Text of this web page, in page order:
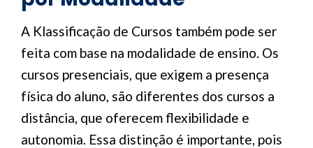
A Klassificação de Cursos também pode ser
feita com base na modalidade de ensino. Os
cursos presenciais, que exigem a presença
física do aluno, são diferentes dos cursos a
distância, que oferecem flexibilidade e
autonomia. Essa distinção é importante, pois